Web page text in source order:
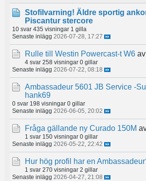
Stofilvarning! Äldre sportig
Piscantur stercore
10 svar 435 visningar 1 gilla
Senaste inlägg 2026-07-28, 17:27
Rulle till Westin Powercast-t W6 av
4 svar 258 visningar 0 gillar
Senaste inlägg 2026-07-22, 08:18
Ambassadeur 5601 JB Service -
hank69
0 svar 198 visningar 0 gillar
Senaste inlägg 2026-06-05, 20:02
Fråga gällande ny Curado 150M
1 svar 150 visningar 0 gillar
Senaste inlägg 2026-05-22, 22:42
Hur hög profil har en
1 svar 270 visningar 2 gillar
Senaste inlägg 2026-04-27, 21:08